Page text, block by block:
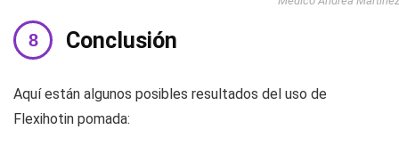
Conclusión
Aquí están algunos posibles resultados del uso de
Flexihotin pomada: